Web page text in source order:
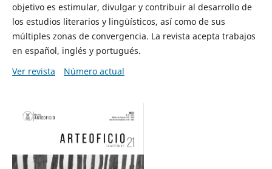
objetivo es estimular, divulgar y contribuir al desarrollo de
los estudios literarios y lingüísticos, así como de sus
múltiples zonas de convergencia. La revista acepta trabajos
en español, inglés y portugués.
Ver revista
Número actual